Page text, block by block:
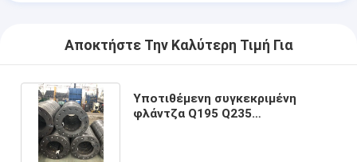
Αποκτήστε Την Καλύτερη Τιμή Για
Υποτιθέμενη συγκεκριμένη
φλάντζα Q195 Q235